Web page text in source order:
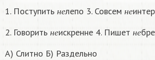
1. Поступить
н елепо 3. Совсем н е
2. Говорить
н е искренне 4. Пишет н е
А) Слитно Б) Раздельно